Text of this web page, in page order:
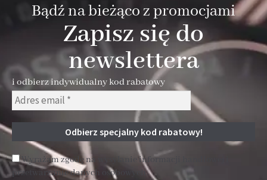
Bądź na bieżąco z promocjami
Zapisz się do
newslettera
i odbierz indywidualny kod rabatowy
Wyrażam zgodę na wysyłanie informacji handlowej i
przetwarzanie danych osobowych